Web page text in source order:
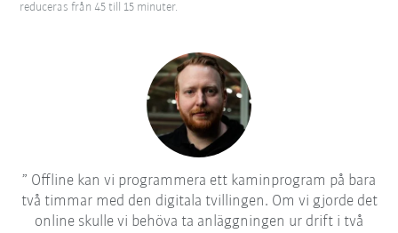
reduceras från 45 till 15 minuter.
Offline kan vi programmera ett kaminprogram på bara
två timmar med den digitala tvillingen. Om vi gjorde det
online skulle vi behöva ta anläggningen ur drift i två